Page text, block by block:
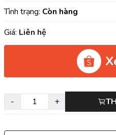
Tình trạng: Còn hàng
Giá: Liên hệ
- +